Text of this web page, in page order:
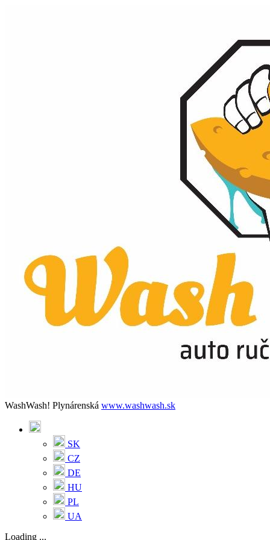
WashWash! Plynárenská www.washwash.sk
SK
CZ
DE
HU
PL
UA
Loading ...